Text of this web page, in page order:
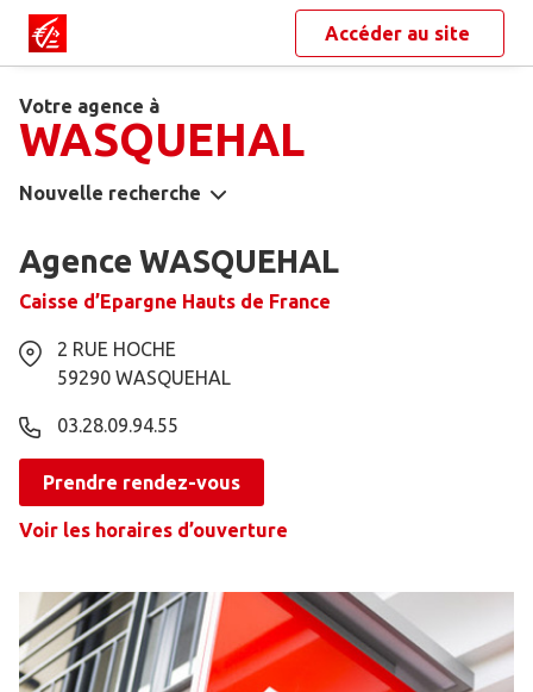
Accéder au site
Votre agence à
WASQUEHAL
Nouvelle recherche
Agence WASQUEHAL
Caisse d’Epargne Hauts de France
2 RUE HOCHE
59290 WASQUEHAL
03.28.09.94.55
Prendre rendez-vous
Voir les horaires d’ouverture